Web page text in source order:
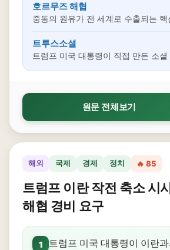
호르무즈 해협
중동의 원유가 전 세계로 수출되는 핵
트루스소셜
트럼프 미국 대통령이 직접 만든 소
원문 전체보기
해외 국제 경제 정치 🔥 85
트럼프 이란 작전 축소 시
해협 경비 요구
1
트럼프 미국 대통령이 이란